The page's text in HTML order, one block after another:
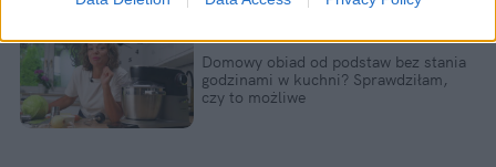
Domowy obiad od podstaw bez stania
godzinami w kuchni? Sprawdziłam,
czy to możliwe